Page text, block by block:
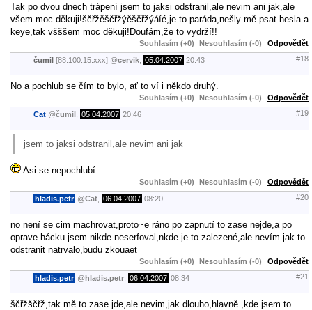
Tak po dvou dnech trápení jsem to jaksi odstranil,ale nevim ani jak,ale
všem moc děkuji!ščřžěščřžýěščřžýáíé,je to paráda,nešly mě psat hesla a
keye,tak všššem moc děkuji!Doufám,že to vydrží!!
Souhlasím (+0) Nesouhlasím (-0) Odpovědět
čumil [88.100.15.xxx] @cervik 05.04.2007 20:43 #18
No a pochlub se čím to bylo, ať to ví i někdo druhý.
Souhlasím (+0) Nesouhlasím (-0) Odpovědět
Cat @čumil 05.04.2007 20:46 #19
jsem to jaksi odstranil,ale nevim ani jak
Asi se nepochlubí.
Souhlasím (+0) Nesouhlasím (-0) Odpovědět
hladis.petr @Cat 06.04.2007 08:20 #20
no není se cim machrovat,proto~e ráno po zapnutí to zase nejde,a po
oprave hácku jsem nikde neserfoval,nkde je to zalezené,ale nevím jak to
odstranit natrvalo,budu zkouaet
Souhlasím (+0) Nesouhlasím (-0) Odpovědět
hladis.petr @hladis.petr 06.04.2007 08:34 #21
ščřžščřž,tak mě to zase jde,ale nevim,jak dlouho,hlavně ,kde jsem to